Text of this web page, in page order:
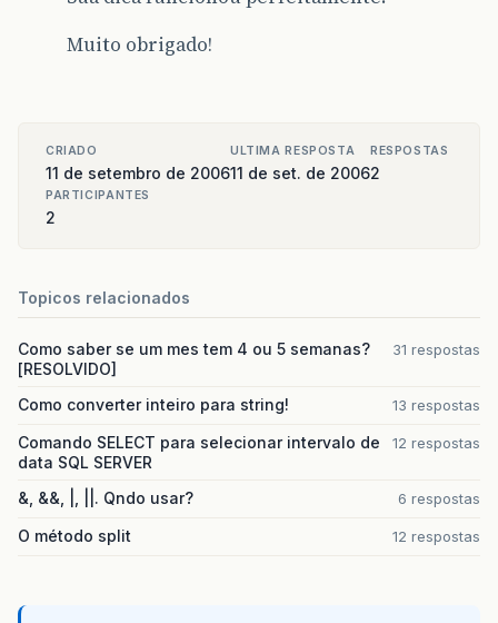
Muito obrigado!
CRIADO
11 de setembro de 2006
ULTIMA RESPOSTA
11 de set. de 2006
RESPOSTAS
2
PARTICIPANTES
2
Topicos relacionados
Como saber se um mes tem 4 ou 5 semanas?
[RESOLVIDO]
31 respostas
Como converter inteiro para string! 13 respostas
Comando SELECT para selecionar intervalo de
data SQL SERVER
12 respostas
&, &&, |, ||. Qndo usar? 6 respostas
O método split 12 respostas